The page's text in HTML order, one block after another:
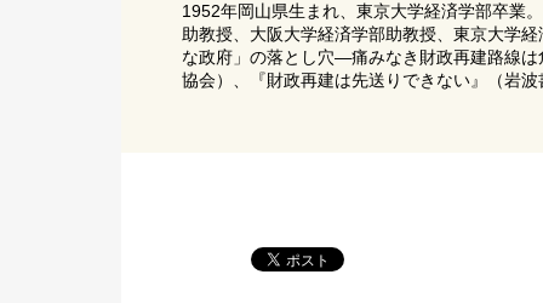
1952年岡山県生まれ、東京大学経済学部卒業
助教授、大阪大学経済学部助教授、東京大学
な政府」の落とし穴―痛みなき財政再建路線
協会）、『財政再建は先送りできない』（岩